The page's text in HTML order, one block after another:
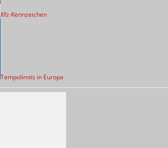
Kfz-Kennzeichen
Tempolimits in Europa